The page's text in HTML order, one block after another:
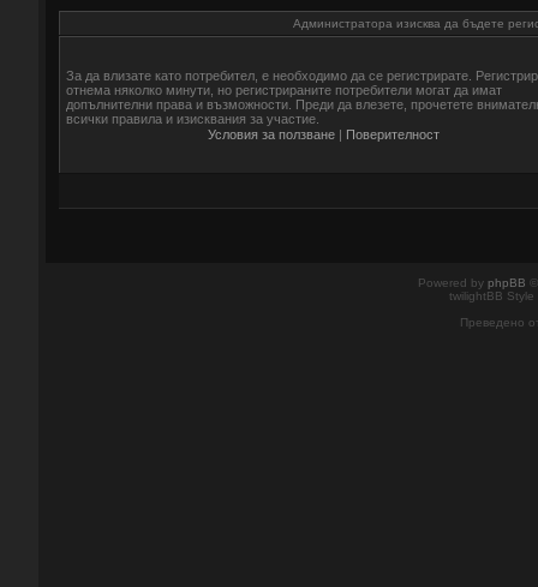
Администратора изисква да бъдете
За да влизате като потребител, е необходимо да се регистрирате.
отнема няколко минути, но регистрираните потребители могат да имат
допълнителни права и възможности. Преди да влезете, прочетете
всички правила и изисквания за участие.
Условия за ползване | Поверителност
Powered by phpBB
twilightBB
Преведено